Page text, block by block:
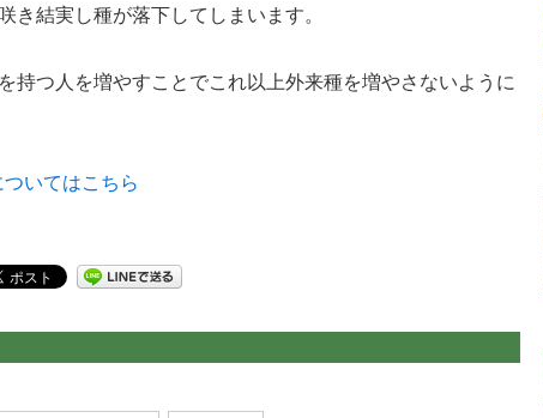
結実し種が落下してしまいます。
持つ人を増やすことでこれ以上外来種を増やさないように
いてはこちら